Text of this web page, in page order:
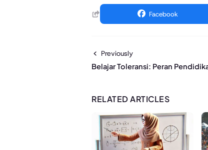
Facebook
Previously
Belajar Toleransi: Peran
RELATED ARTICLES